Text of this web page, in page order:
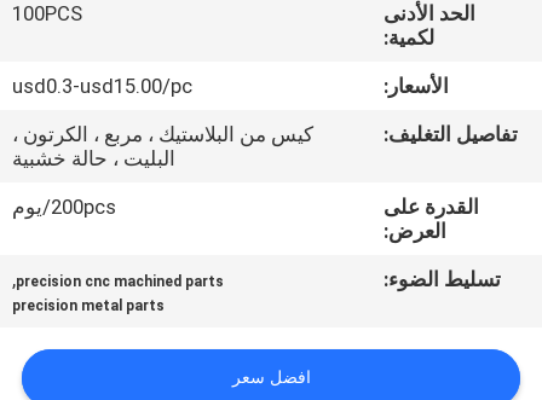
ضبط
الجودة
اتصل
أخبار
القضايا
الحد الأدنى
لكمية:
100PCS
الأسعار:
usd0.3-usd15.00/pc
تفاصيل التغليف:
كيس من البلاستيك ، مربع ، الكرتون ،
البليت ، حالة خشبية
القدرة على
العرض:
200pcs/يوم
تسليط الضوء: precision cnc machined parts
,
precision metal parts
افضل سعر